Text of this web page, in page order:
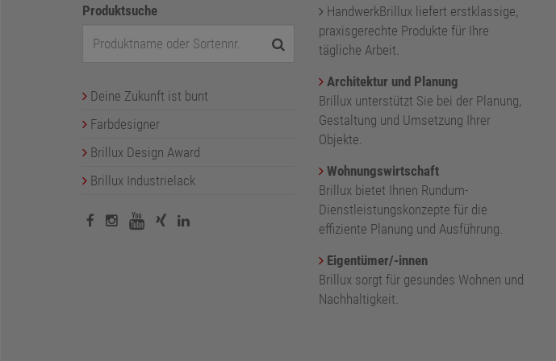
Produktsuche
Deine Zukunft ist bunt
Farbdesigner
Brillux Design Award
Brillux Industrielack
HandwerkBrillux liefert erstklassige,
praxisgerechte Produkte für Ihre
tägliche Arbeit.
Architektur und Planung
Brillux unterstützt Sie bei der Planung,
Gestaltung und Umsetzung Ihrer
Objekte.
Wohnungswirtschaft
Brillux bietet Ihnen Rundum-
Dienstleistungskonzepte für die
effiziente Planung und Ausführung.
Eigentümer/-innen
Brillux sorgt für gesundes Wohnen und
Nachhaltigkeit.